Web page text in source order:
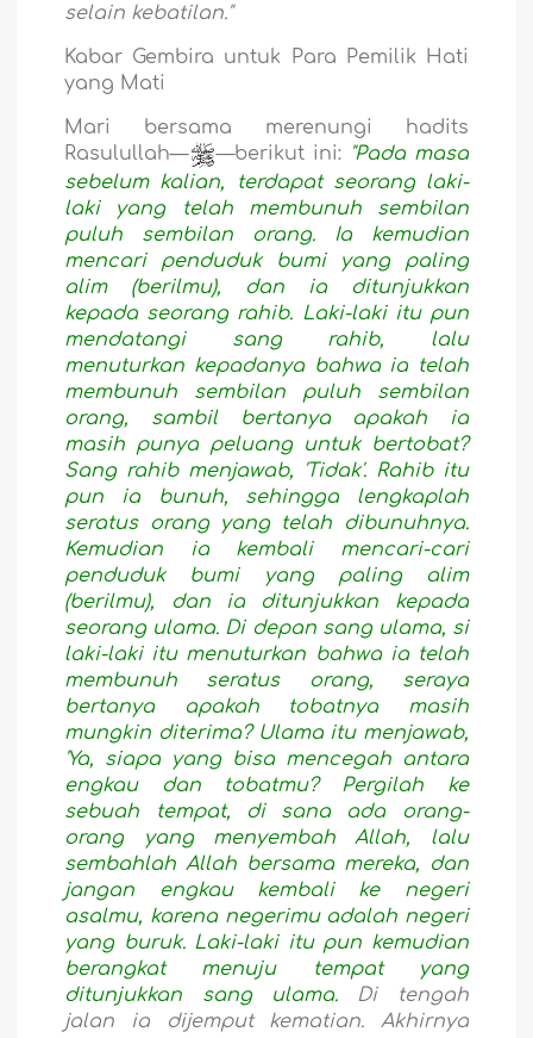
selain kebatilan."
Kabar Gembira untuk Para Pemilik Hati
yang Mati
Mari bersama merenungi hadits
Rasulullah—
—berikut ini: "Pada masa
sebelum kalian, terdapat seorang laki-
laki yang telah membunuh sembilan
puluh sembilan orang. Ia kemudian
mencari penduduk bumi yang paling
alim (berilmu), dan ia ditunjukkan
kepada seorang rahib. Laki-laki itu pun
mendatangi sang rahib, lalu
menuturkan kepadanya bahwa ia telah
membunuh sembilan puluh sembilan
orang, sambil bertanya apakah ia
masih punya peluang untuk bertobat?
Sang rahib menjawab, 'Tidak'. Rahib itu
pun ia bunuh, sehingga lengkaplah
seratus orang yang telah dibunuhnya.
Kemudian ia kembali mencari-cari
penduduk bumi yang paling alim
(berilmu), dan ia ditunjukkan kepada
seorang ulama. Di depan sang ulama, si
laki-laki itu menuturkan bahwa ia telah
membunuh seratus orang, seraya
bertanya apakah tobatnya masih
mungkin diterima? Ulama itu menjawab,
'Ya, siapa yang bisa mencegah antara
engkau dan tobatmu? Pergilah ke
sebuah tempat, di sana ada orang-
orang yang menyembah Allah, lalu
sembahlah Allah bersama mereka, dan
jangan engkau kembali ke negeri
asalmu, karena negerimu adalah negeri
yang buruk. Laki-laki itu pun kemudian
berangkat menuju tempat yang
ditunjukkan sang ulama. Di tengah
jalan ia dijemput kematian. Akhirnya